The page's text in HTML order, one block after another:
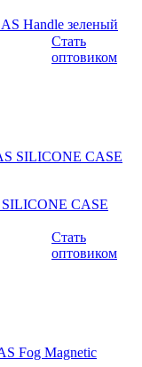
Handle зеленый
Стать
оптовиком
SILICONE CASE
Стать
оптовиком